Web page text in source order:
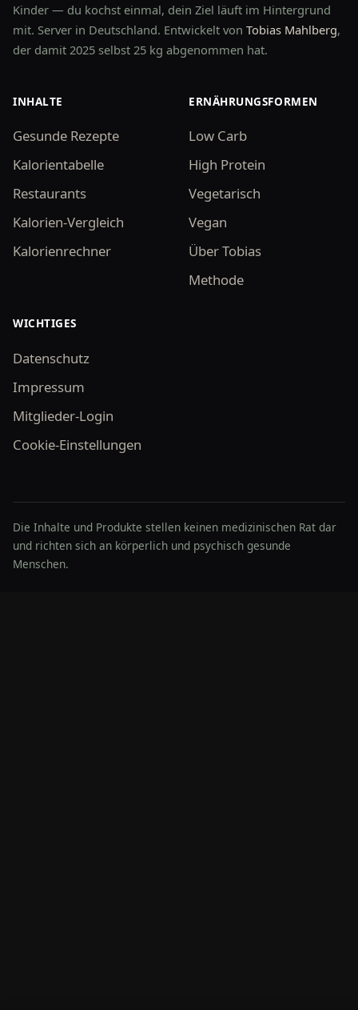
Kinder — du kochst einmal, dein Ziel läuft im Hintergrund
mit. Server in Deutschland. Entwickelt von Tobias Mahlberg,
der damit 2025 selbst 25 kg abgenommen hat.
INHALTE
Gesunde Rezepte
Kalorientabelle
Restaurants
Kalorien-Vergleich
Kalorienrechner
ERNÄHRUNGSFORMEN
Low Carb
High Protein
Vegetarisch
Vegan
Über Tobias
Methode
WICHTIGES
Datenschutz
Impressum
Mitglieder-Login
Cookie-Einstellungen
Die Inhalte und Produkte stellen keinen medizinischen Rat dar
und richten sich an körperlich und psychisch gesunde
Menschen.